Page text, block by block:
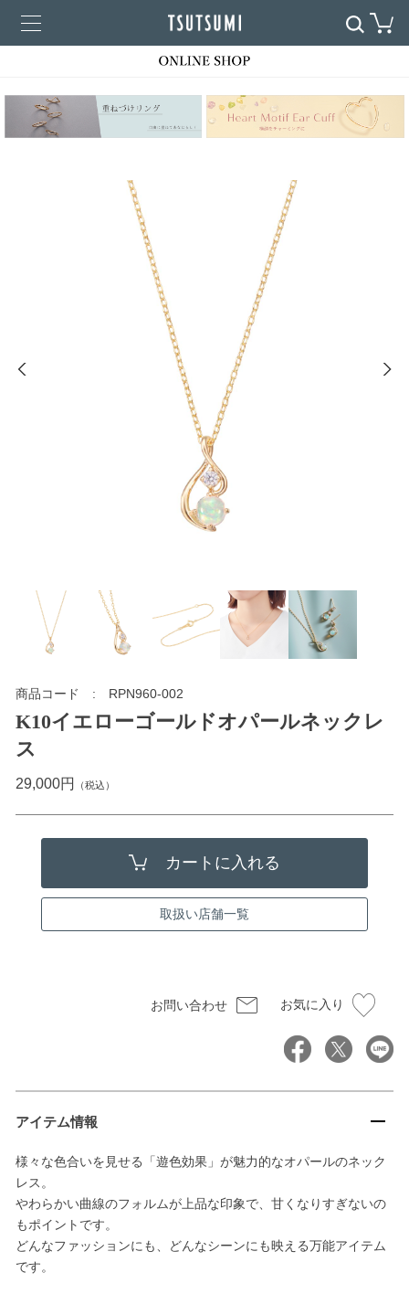
商品コード RPN960-002
K10イエローゴールドオパールネックレ
ス
29,000円 （税込）
取扱い店舗一覧
お問い合わせ お気に入り
アイテム情報
様々な色合いを見せる「遊色効果」が魅力的なオパールのネック
レス。
やわらかい曲線のフォルムが上品な印象で、甘くなりすぎないの
もポイントです。
どんなファッションにも、どんなシーンにも映える万能アイテム
です。